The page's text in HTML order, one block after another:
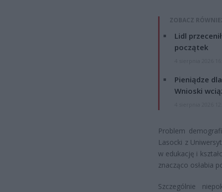
ZOBACZ
Lidl
początek
Pieniądze
Wnioski
Problem
Lasocki z
w edukację i
znacząco osłabia
Szczególnie